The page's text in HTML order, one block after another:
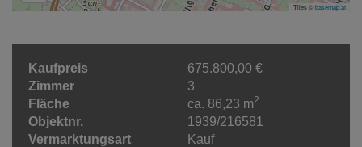
Tiles ©basemap.at
Kaufpreis
675.800,00 €
Zimmer
3
Fläche
ca. 86,23 m2
Objektnr.
1939/216581
Vermarktungsart
Kauf